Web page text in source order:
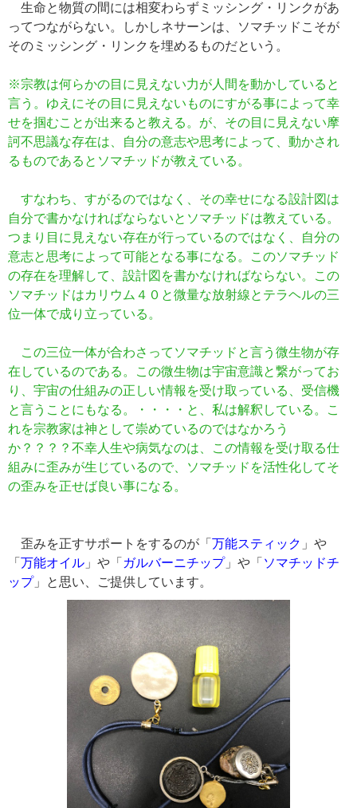
生命と物質の間には相変わらずミッシング・リンクがあ
ってつながらない。しかしネサーンは、ソマチッドこそが
そのミッシング・リンクを埋めるものだという。
※宗教は何らかの目に見えない力が人間を動かしていると
言う。ゆえにその目に見えないものにすがる事によって幸
せを掴むことが出来ると教える。が、その目に見えない摩
訶不思議な存在は、自分の意志や思考によって、動かされ
るものであるとソマチッドが教えている。
すなわち、すがるのではなく、その幸せになる設計図は
自分で書かなければならないとソマチッドは教えている。
つまり目に見えない存在が行っているのではなく、自分の
意志と思考によって可能となる事になる。このソマチッド
の存在を理解して、設計図を書かなければならない。この
ソマチッドはカリウム４０と微量な放射線とテラヘルの三
位一体で成り立っている。
この三位一体が合わさってソマチッドと言う微生物が存
在しているのである。この微生物は宇宙意識と繋がってお
り、宇宙の仕組みの正しい情報を受け取っている、受信機
と言うことにもなる。・・・・と、私は解釈している。こ
れを宗教家は神として崇めているのではなかろう
か？？？？不幸人生や病気なのは、この情報を受け取る仕
組みに歪みが生じているので、ソマチッドを活性化してそ
の歪みを正せば良い事になる。
歪みを正すサポートをするのが「 万能スティック 」や
「 万能オイル 」や「 ガルバーニチップ」や「 ソマチッドチ
ップ」と思い、ご提供しています。